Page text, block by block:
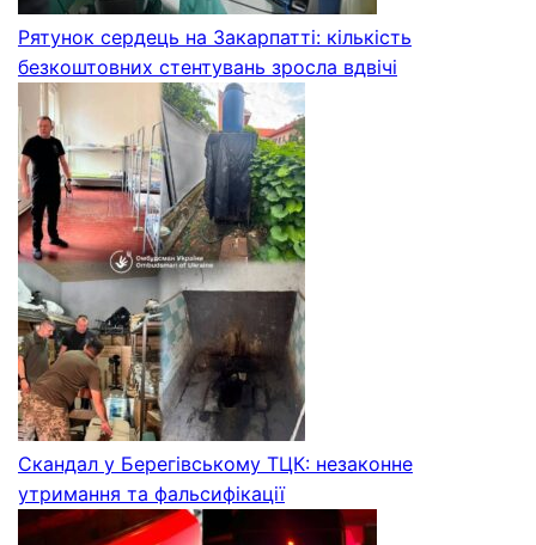
Рятунок сердець на Закарпатті: кількість
безкоштовних стентувань зросла вдвічі
Скандал у Берегівському ТЦК: незаконне
утримання та фальсифікації